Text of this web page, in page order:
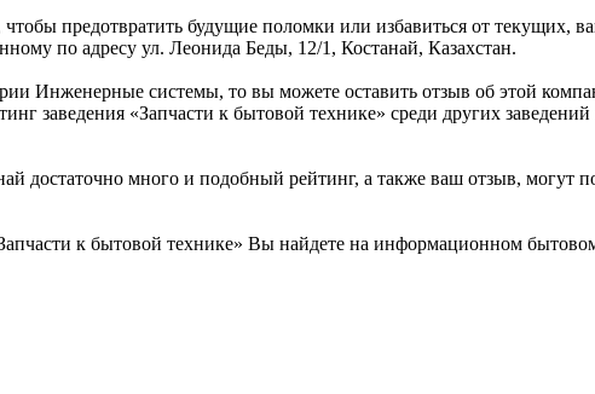
предотвратить будущие поломки или избавиться от текущих,
по адресу ул. Леонида Беды, 12/1, Костанай, Казахстан.
Инженерные системы, то вы можете оставить отзыв об этой
заведения «Запчасти к бытовой технике» среди других
достаточно много и подобный рейтинг, а также ваш отзыв, могут
к бытовой технике» Вы найдете на информационном бытовом